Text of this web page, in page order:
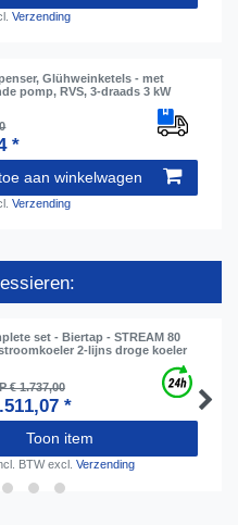
Verzending
Glühweinketels - met
pomp, RVS, 3-draads 3 kW
*
aan winkelwagen
Verzending
set - Biertap - STREAM 80
2-lijns droge koeler
€ 1.737,00
*
Toon item
BTWexcl. Verzending